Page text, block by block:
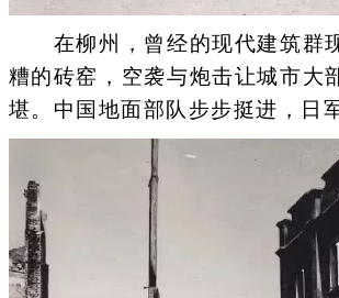
在柳州，曾经的现代建筑群
糟的砖窑，空袭与炮击让城市大
堪。中国地面部队步步挺进，日